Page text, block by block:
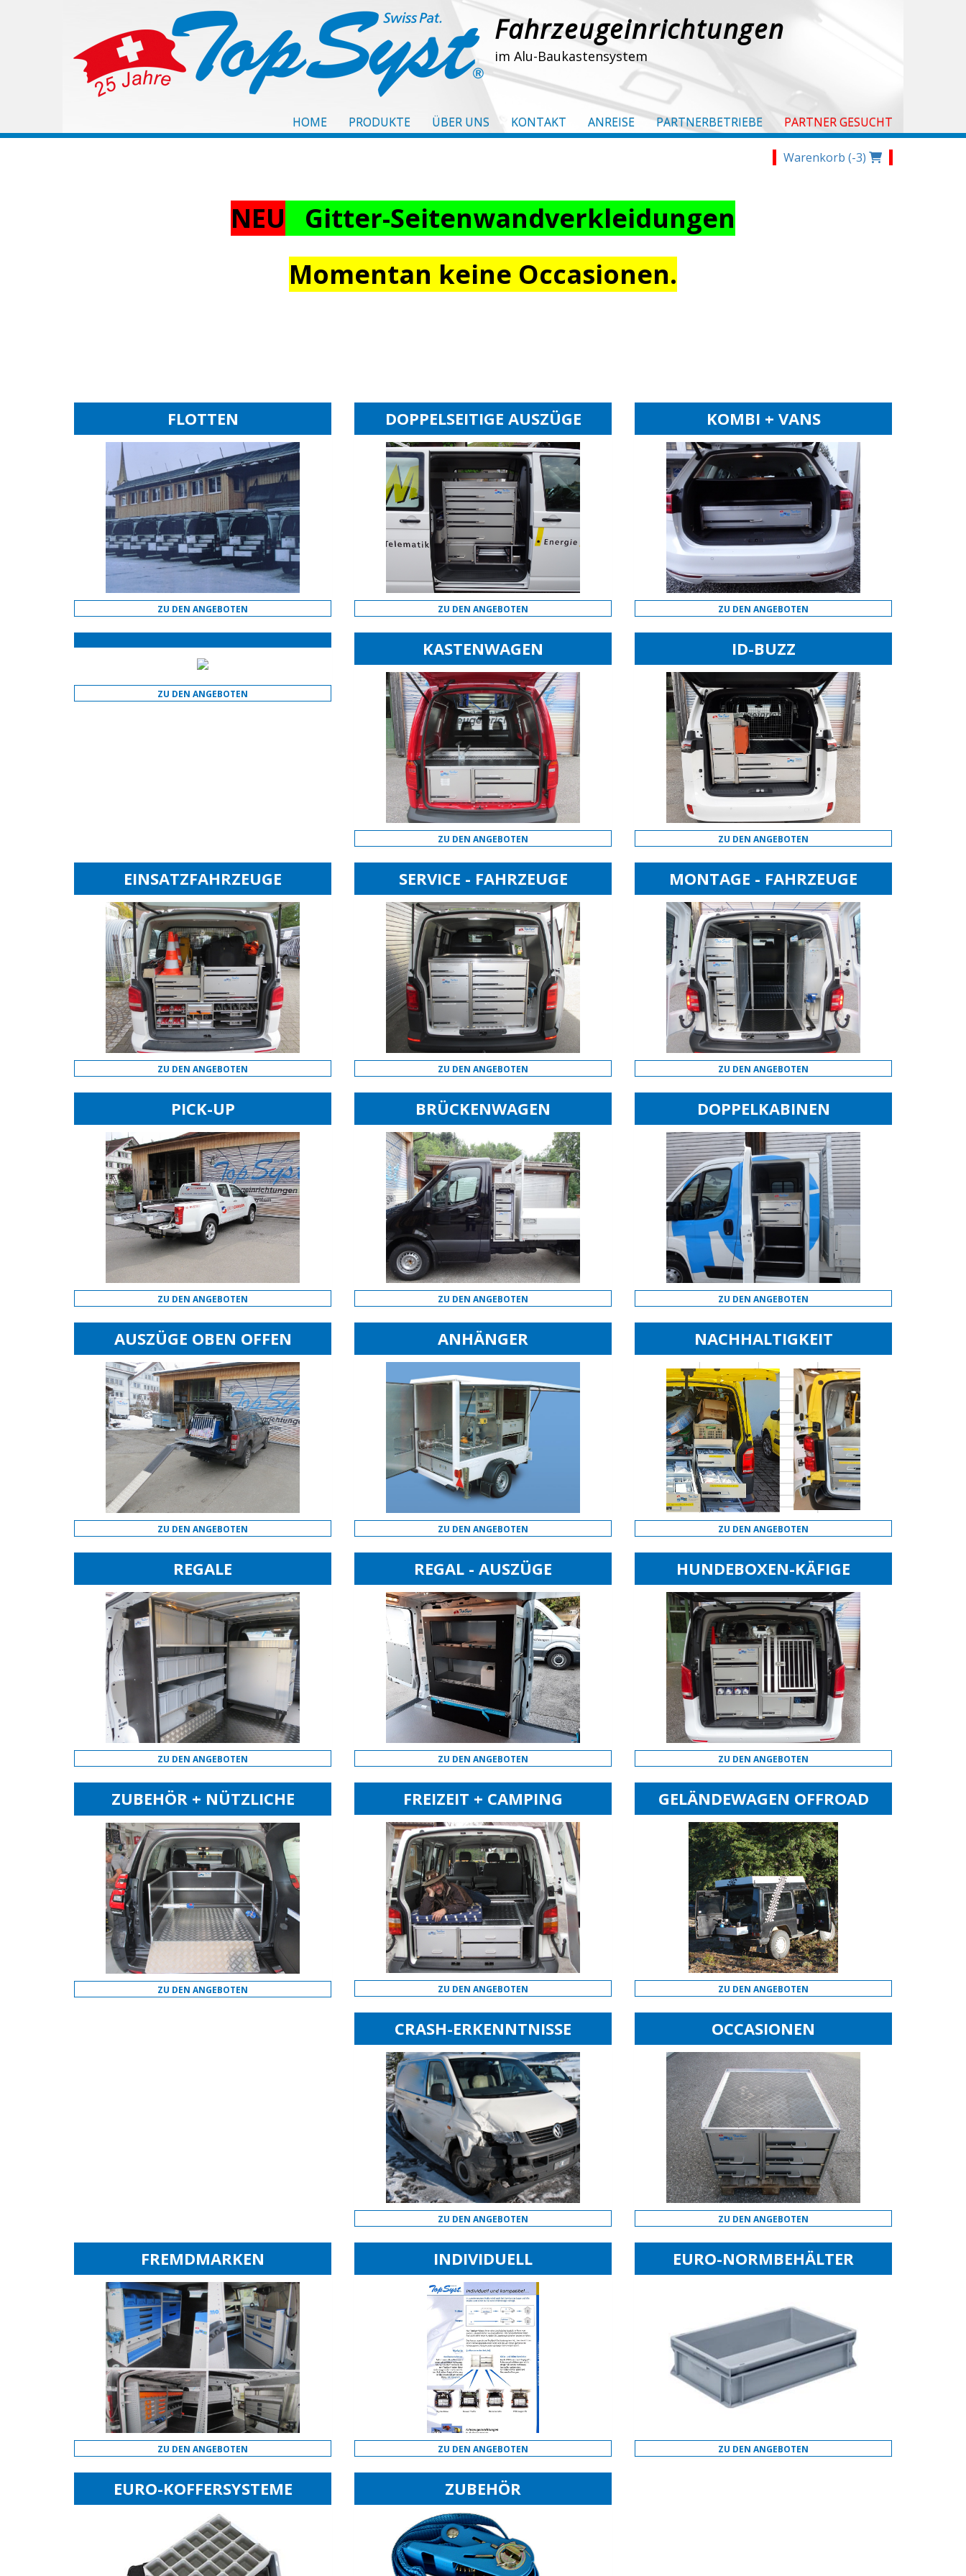
Fahrzeugeinrichtungen
im Alu-Baukastensystem
HOME PRODUKTE ÜBER UNS KONTAKT ANREISE PARTNERBETRIEBE PARTNER GESUCHT
Warenkorb (-3)
NEU Gitter-Seitenwandverkleidungen
Momentan keine Occasionen.
FLOTTEN
ZU DEN ANGEBOTEN
DOPPELSEITIGE AUSZÜGE
ZU DEN ANGEBOTEN
KOMBI + VANS
ZU DEN ANGEBOTEN
ZU DEN ANGEBOTEN
KASTENWAGEN
ZU DEN ANGEBOTEN
ID-BUZZ
ZU DEN ANGEBOTEN
EINSATZFAHRZEUGE
ZU DEN ANGEBOTEN
SERVICE - FAHRZEUGE
ZU DEN ANGEBOTEN
MONTAGE - FAHRZEUGE
ZU DEN ANGEBOTEN
PICK-UP
ZU DEN ANGEBOTEN
BRÜCKENWAGEN
ZU DEN ANGEBOTEN
DOPPELKABINEN
ZU DEN ANGEBOTEN
AUSZÜGE OBEN OFFEN
ZU DEN ANGEBOTEN
ANHÄNGER
ZU DEN ANGEBOTEN
NACHHALTIGKEIT
ZU DEN ANGEBOTEN
REGALE
ZU DEN ANGEBOTEN
REGAL - AUSZÜGE
ZU DEN ANGEBOTEN
HUNDEBOXEN-KÄFIGE
ZU DEN ANGEBOTEN
ZUBEHÖR + NÜTZLICHE
EXTRAS
ZU DEN ANGEBOTEN
FREIZEIT + CAMPING
ZU DEN ANGEBOTEN
GELÄNDEWAGEN OFFROAD
ZU DEN ANGEBOTEN
CRASH-ERKENNTNISSE
ZU DEN ANGEBOTEN
OCCASIONEN
ZU DEN ANGEBOTEN
FREMDMARKEN
ZU DEN ANGEBOTEN
INDIVIDUELL
ZU DEN ANGEBOTEN
EURO-NORMBEHÄLTER
ZU DEN ANGEBOTEN
EURO-KOFFERSYSTEME ZUBEHÖR